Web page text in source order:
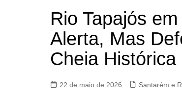
Rio Tapajós
Alerta, Mas
Cheia Histórica
22 de maio de 2026 Santarém e